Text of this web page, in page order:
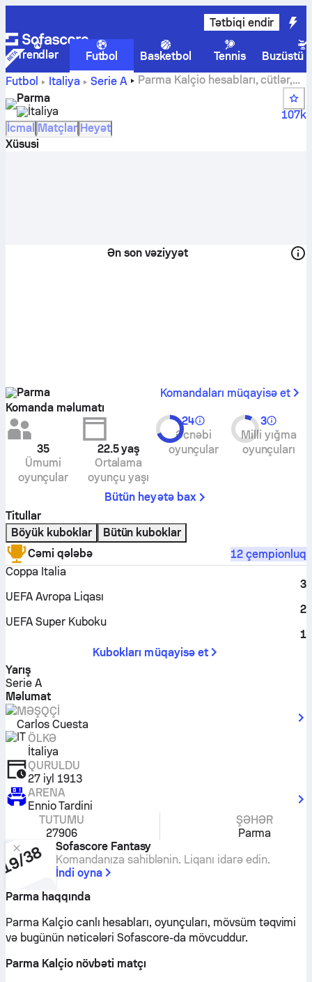
Tətbiqi endir
Trendlər Futbol Basketbol Tennis
Buzüstü
Futbol
İtaliya Serie A
Parma Kalçio hesabları, cütlər,
turnir cədvəlləri və oyunçu statistikaları
Parma
İtaliya
107k
İcmal Matçlar Heyət
Xüsusi
Ən son vəziyyət
Parma
Komandaları müqayisə et
Komanda məlumatı
35
Ümumi
oyunçular
22.5yaş
Ortalama
oyunçu yaşı
24
Əcnəbi
oyunçular
3
Milli yığma
oyunçuları
Bütün heyətə bax
Titullar
Böyük kuboklar
Bütün kuboklar
Cəmi qələbə
12 çempionluq
Coppa Italia
3
UEFA Avropa Liqası
2
UEFA Super Kuboku
1
Kubokları müqayisə et
Yarış
Serie A
Məlumat
MƏŞQÇI
Carlos Cuesta
ÖLKƏ
İtaliya
QURULDU
27 iyl 1913
ARENA
Ennio Tardini
TUTUMU
27906
ŞƏHƏR
Parma
Sofascore Fantasy
Komandanıza sahiblənin. Liqanı idarə edin.
İndi oyna
Parma haqqında
Parma Kalçio canlı hesabları, oyunçuları, mövsüm təqvimi
və bugünün nəticələri Sofascore-da mövcuddur.
Parma Kalçio növbəti matçı